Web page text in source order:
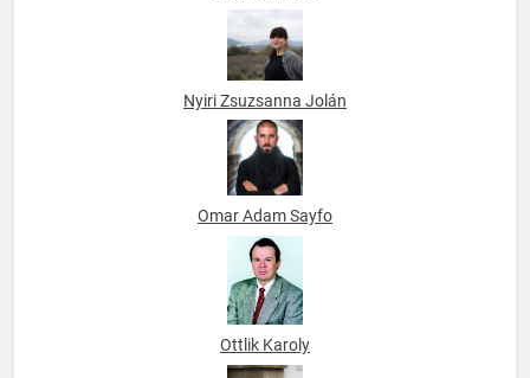
Norman Hart
Nyiri Zsuzsanna Jolán
Omar Adam Sayfo
Ottlik Karoly